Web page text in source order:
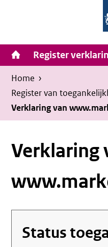
inhoud
Register
Kruimelpad
U
bevindt
zich
hier:
Home ›
Register van
Verklaring van
Verklaring
Status